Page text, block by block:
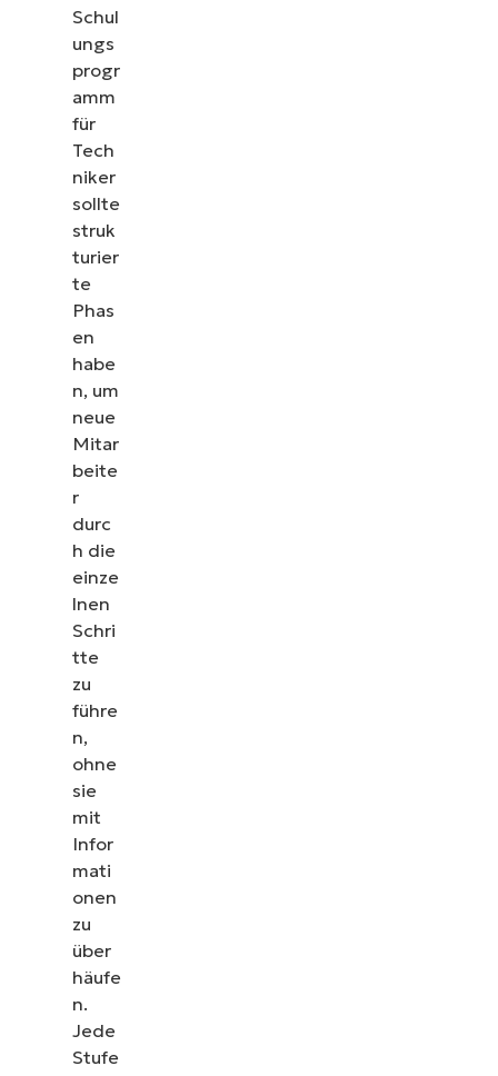
Schul
ungs
progr
amm
für
Tech
niker
sollte
struk
turier
te
Phas
en
habe
n, um
neue
Mitar
beite
r
durc
h die
einze
lnen
Schri
tte
zu
führe
n,
ohne
sie
mit
Infor
mati
onen
zu
über
häufe
n.
Jede
Stufe